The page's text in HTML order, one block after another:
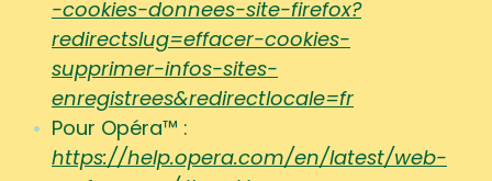
-cookies-donnees-site-firefox?
redirectslug=effacer-cookies-
supprimer-infos-sites-
enregistrees&redirectlocale=fr
Pour Opéra™ :
https://help.opera.com/en/latest/web-